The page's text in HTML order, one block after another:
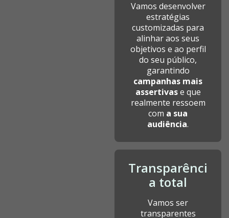
Vamos desenvolver
estratégias
customizadas para
alinhar aos seus
objetivos e ao perfil
do seu público,
garantindo
campanhas mais
assertivase que
realmente ressoem
com a sua
audiência.
Transparênci
a total
Vamos ser
transparentes